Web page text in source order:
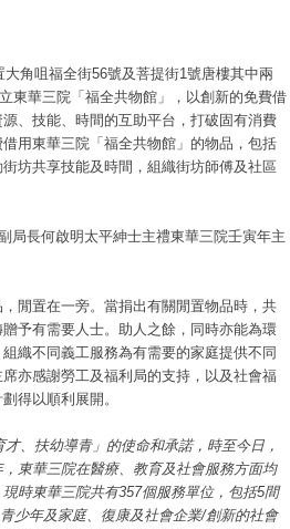
角咀福全街56號及菩提街1號唐樓其中兩
東華三院「福全共物館」，以創新的免費借
、技能、時間的互助平台，打破固有消費
用東華三院「福全共物館」的物品，包括
坊共享技能及時間，組織街坊師傅及社區
局長何啟明太平紳士主禮東華三院壬寅年主
閒置在一旁。當捐出有關閒置物品時，共
予有需要人士。助人之餘，同時亦能為環
織不同義工服務為有需要的家庭提供不同
亦感謝勞工及福利局的支持，以及社會福
得以順利展開。
、扶幼導青」的使命和承諾，時至今日，
東華三院在醫療、教育及社會服務方面均
時東華三院共有357個服務單位，包括5間
少年及家庭、復康及社會企業/創新的社會